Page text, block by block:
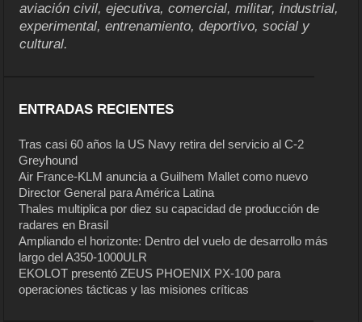
aviación civil, ejecutiva, comercial, militar, industrial,
experimental, entrenamiento, deportivo, social y
cultural.
ENTRADAS RECIENTES
Tras casi 60 años la US Navy retira del servicio al C-2
Greyhound
Air France-KLM anuncia a Guilhem Mallet como nuevo
Director General para América Latina
Thales multiplica por diez su capacidad de producción de
radares en Brasil
Ampliando el horizonte: Dentro del vuelo de desarrollo más
largo del A350-1000ULR
EKOLOT presentó ZEUS PHOENIX PX-100 para
operaciones tácticas y las misiones críticas